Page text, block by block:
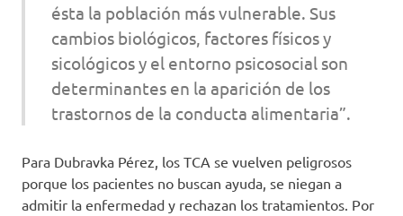
ésta la población más vulnerable. Sus
cambios biológicos, factores físicos y
sicológicos y el entorno psicosocial son
determinantes en la aparición de los
trastornos de la conducta alimentaria”.
Para Dubravka Pérez, los TCA se vuelven peligrosos
porque los pacientes no buscan ayuda, se niegan a
admitir la enfermedad y rechazan los tratamientos. Por